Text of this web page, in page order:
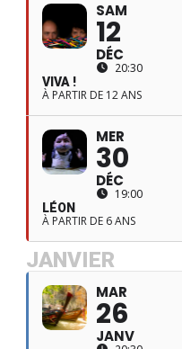
SAM
12
DÉC
20:30
VIVA !
À PARTIR DE 12 ANS
MER
30
DÉC
19:00
LÉON
À PARTIR DE 6 ANS
JANVIER
MAR
26
JANV